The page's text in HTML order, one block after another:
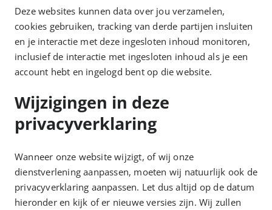
Deze websites kunnen data over jou verzamelen,
cookies gebruiken, tracking van derde partijen insluiten
en je interactie met deze ingesloten inhoud monitoren,
inclusief de interactie met ingesloten inhoud als je een
account hebt en ingelogd bent op die website.
Wijzigingen in deze
privacyverklaring
Wanneer onze website wijzigt, of wij onze
dienstverlening aanpassen, moeten wij natuurlijk ook de
privacyverklaring aanpassen. Let dus altijd op de datum
hieronder en kijk of er nieuwe versies zijn. Wij zullen